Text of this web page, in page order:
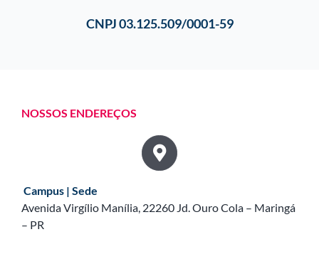
CNPJ 03.125.509/0001-59
NOSSOS ENDEREÇOS
Campus | Sede
Avenida Virgílio Manília, 22260 Jd. Ouro Cola – Maringá
– PR